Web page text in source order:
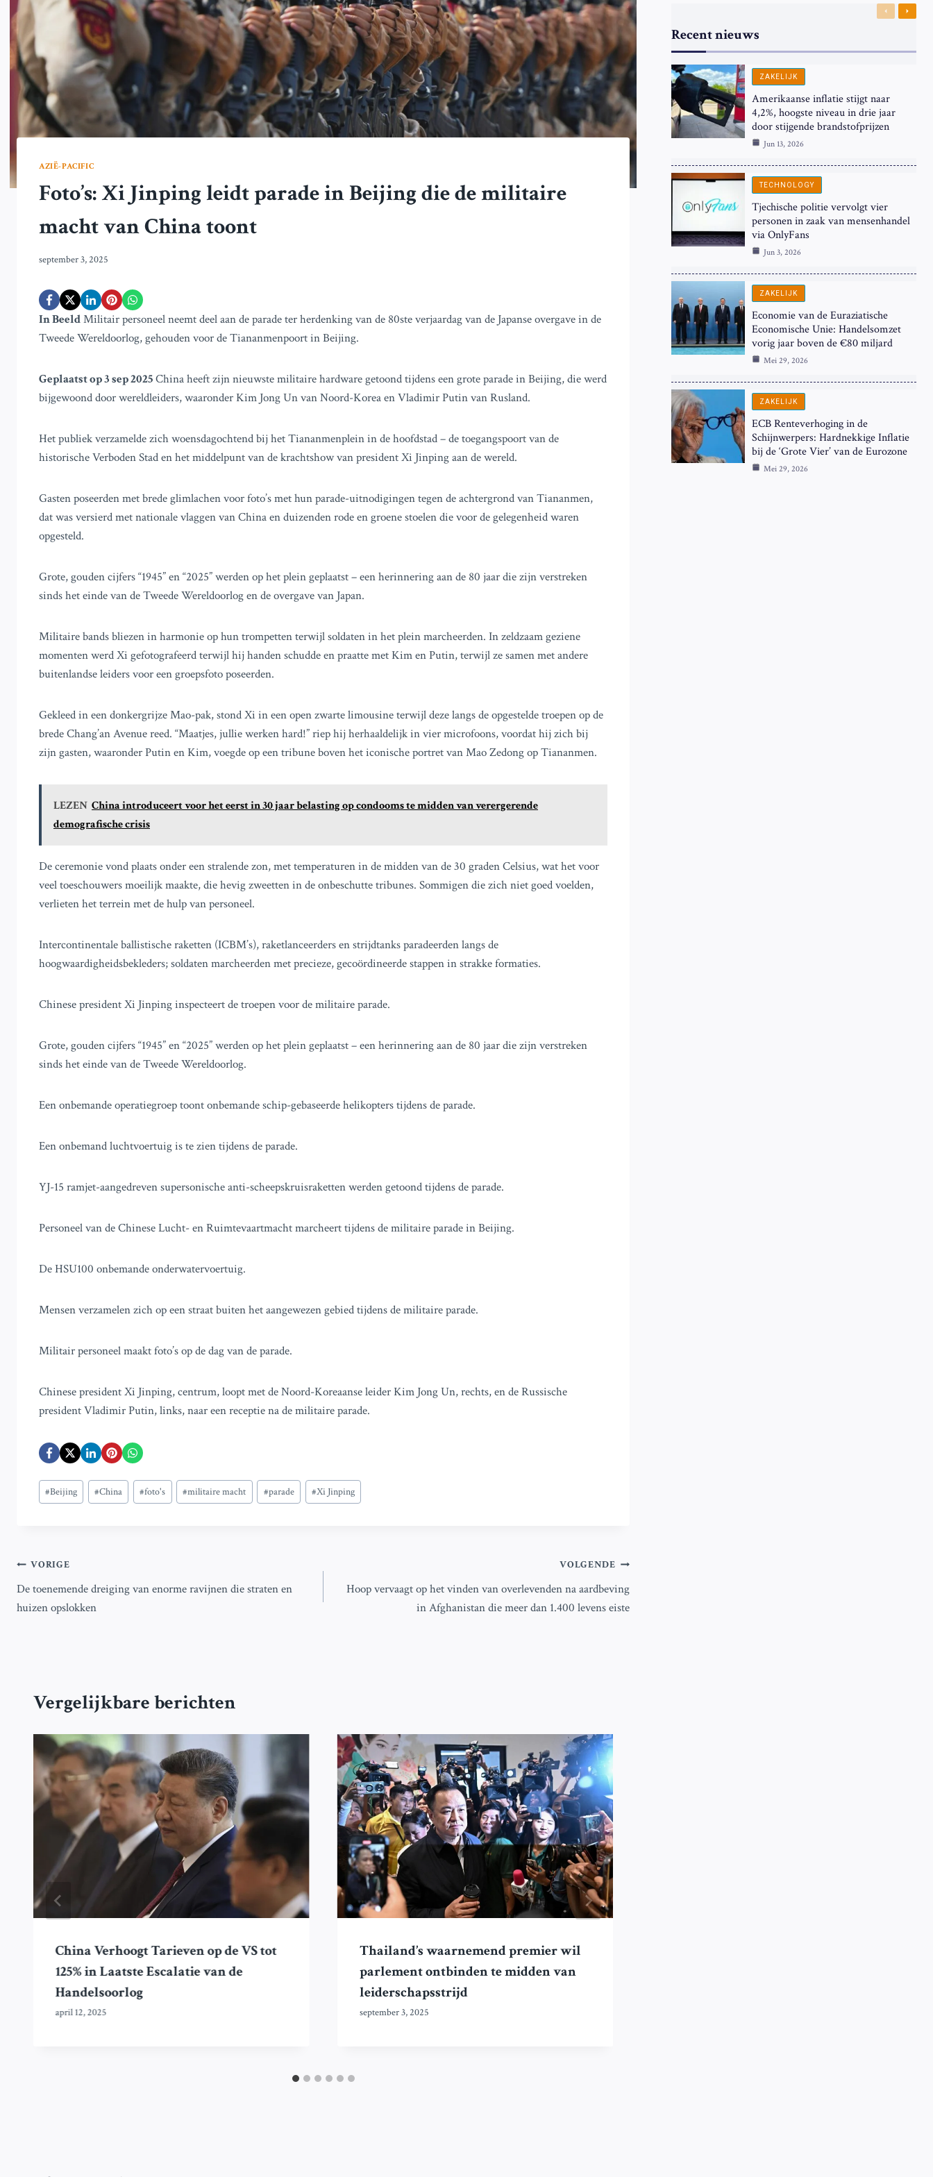
AZIË-PACIFIC
Foto’s: Xi Jinping leidt parade in Beijing die de militaire
macht van China toont
september 3, 2025
In BeeldMilitair personeel neemt deel aan de parade ter herdenking van de 80ste verjaardag van de Japanse overgave in de
Tweede Wereldoorlog, gehouden voor de Tiananmenpoort in Beijing.
Geplaatst op 3 sep 2025China heeft zijn nieuwste militaire hardware getoond tijdens een grote parade in Beijing, die werd
bijgewoond door wereldleiders, waaronder Kim Jong Un van Noord-Korea en Vladimir Putin van Rusland.
Het publiek verzamelde zich woensdagochtend bij het Tiananmenplein in de hoofdstad – de toegangspoort van de
historische Verboden Stad en het middelpunt van de krachtshow van president Xi Jinping aan de wereld.
Gasten poseerden met brede glimlachen voor foto’s met hun parade-uitnodigingen tegen de achtergrond van Tiananmen,
dat was versierd met nationale vlaggen van China en duizenden rode en groene stoelen die voor de gelegenheid waren
opgesteld.
Grote, gouden cijfers “1945” en “2025” werden op het plein geplaatst – een herinnering aan de 80 jaar die zijn verstreken
sinds het einde van de Tweede Wereldoorlog en de overgave van Japan.
Militaire bands bliezen in harmonie op hun trompetten terwijl soldaten in het plein marcheerden. In zeldzaam geziene
momenten werd Xi gefotografeerd terwijl hij handen schudde en praatte met Kim en Putin, terwijl ze samen met andere
buitenlandse leiders voor een groepsfoto poseerden.
Gekleed in een donkergrijze Mao-pak, stond Xi in een open zwarte limousine terwijl deze langs de opgestelde troepen op de
brede Chang’an Avenue reed. “Maatjes, jullie werken hard!” riep hij herhaaldelijk in vier microfoons, voordat hij zich bij
zijn gasten, waaronder Putin en Kim, voegde op een tribune boven het iconische portret van Mao Zedong op Tiananmen.
LEZEN China introduceert voor het eerst in 30 jaar belasting op condooms te midden van verergerende
demografische crisis
De ceremonie vond plaats onder een stralende zon, met temperaturen in de midden van de 30 graden Celsius, wat het voor
veel toeschouwers moeilijk maakte, die hevig zweetten in de onbeschutte tribunes. Sommigen die zich niet goed voelden,
verlieten het terrein met de hulp van personeel.
Intercontinentale ballistische raketten (ICBM’s), raketlanceerders en strijdtanks paradeerden langs de
hoogwaardigheidsbekleders; soldaten marcheerden met precieze, gecoördineerde stappen in strakke formaties.
Chinese president Xi Jinping inspecteert de troepen voor de militaire parade.
Grote, gouden cijfers “1945” en “2025” werden op het plein geplaatst – een herinnering aan de 80 jaar die zijn verstreken
sinds het einde van de Tweede Wereldoorlog.
Een onbemande operatiegroep toont onbemande schip-gebaseerde helikopters tijdens de parade.
Een onbemand luchtvoertuig is te zien tijdens de parade.
YJ-15 ramjet-aangedreven supersonische anti-scheepskruisraketten werden getoond tijdens de parade.
Personeel van de Chinese Lucht- en Ruimtevaartmacht marcheert tijdens de militaire parade in Beijing.
De HSU100 onbemande onderwatervoertuig.
Mensen verzamelen zich op een straat buiten het aangewezen gebied tijdens de militaire parade.
Militair personeel maakt foto’s op de dag van de parade.
Chinese president Xi Jinping, centrum, loopt met de Noord-Koreaanse leider Kim Jong Un, rechts, en de Russische
president Vladimir Putin, links, naar een receptie na de militaire parade.
Bericht
tags:
#Beijing #China #foto's #militaire macht #parade #Xi Jinping
Bericht
navigatie
VORIGE
De toenemende dreiging van enorme ravijnen die straten en
huizen opslokken
VOLGENDE
Hoop vervaagt op het vinden van overlevenden na aardbeving
in Afghanistan die meer dan 1.400 levens eiste
Vergelijkbare berichten
China Verhoogt Tarieven op de VS tot
125% in Laatste Escalatie van de
Handelsoorlog
april 12, 2025
Thailand’s waarnemend premier wil
parlement ontbinden te midden van
leiderschapsstrijd
september 3, 2025
Recent nieuws
Previous
Next
ZAKELIJK
Amerikaanse inflatie stijgt naar
4,2%, hoogste niveau in drie jaar
door stijgende brandstofprijzen
Jun 13, 2026
TECHNOLOGY
Tjechische politie vervolgt vier
personen in zaak van mensenhandel
via OnlyFans
Jun 3, 2026
ZAKELIJK
Economie van de Euraziatische
Economische Unie: Handelsomzet
vorig jaar boven de €80 miljard
Mei 29, 2026
ZAKELIJK
ECB Renteverhoging in de
Schijnwerpers: Hardnekkige Inflatie
bij de ‘Grote Vier’ van de Eurozone
Mei 29, 2026